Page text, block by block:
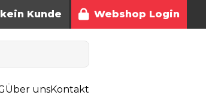
Kunde Webshop Login
Über unsKontakt